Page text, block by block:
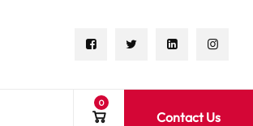
0
Contact Us